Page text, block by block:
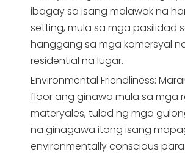
ibagay sa isang malawak na
setting, mula sa mga pasilidad
hanggang sa mga komersyal
residential na lugar.
Environmental Friendliness:
floor ang ginawa mula sa mga
materyales, tulad ng mga
na ginagawa itong isang
environmentally conscious